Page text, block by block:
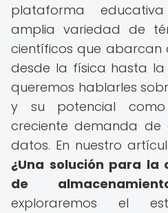
plataforma
amplia variedad de
científicos que abarcan
desde la física hasta
queremos hablarles
y su potencial
creciente demanda de
datos. En nuestro
¿Una solución para la
de
exploraremos el